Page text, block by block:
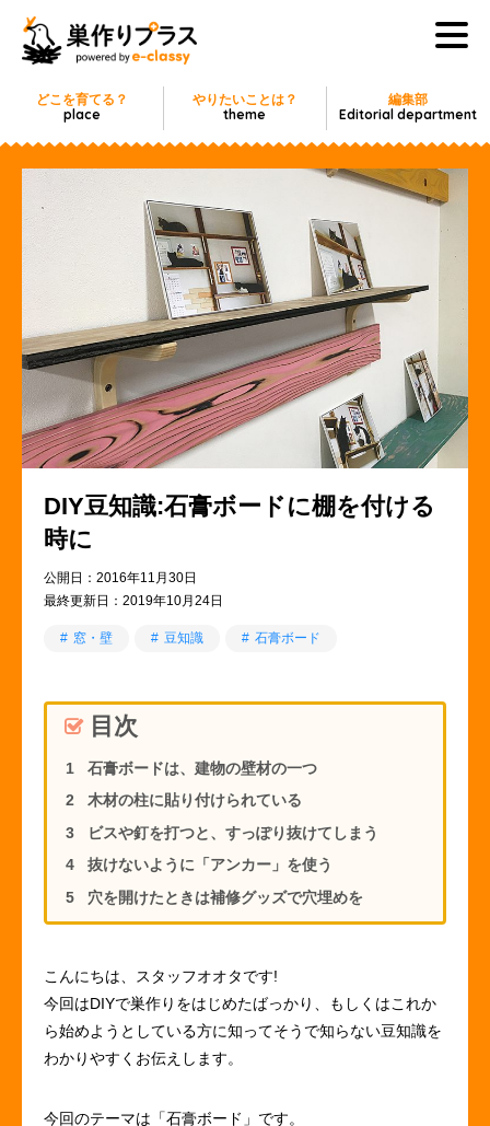
どこを育てる？
place
やりたいことは？
theme
編集部
Editorial department
DIY豆知識:石膏ボードに棚を付ける
時に
公開日：2016年11月30日
最終更新日：2019年10月24日
窓・壁 豆知識 石膏ボード
目次
石膏ボードは、建物の壁材の一つ
木材の柱に貼り付けられている
ビスや釘を打つと、すっぽり抜けてしまう
抜けないように「アンカー」を使う
穴を開けたときは補修グッズで穴埋めを
こんにちは、スタッフオオタです!
今回はDIYで巣作りをはじめたばっかり、もしくはこれか
ら始めようとしている方に知ってそうで知らない豆知識を
わかりやすくお伝えします。
今回のテーマは「石膏ボード」です。